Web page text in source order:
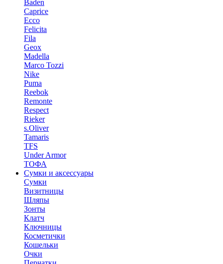
Baden
Caprice
Ecco
Felicita
Fila
Geox
Madella
Marco Tozzi
Nike
Puma
Reebok
Remonte
Respect
Rieker
s.Oliver
Tamaris
TFS
Under Armor
ТОФА
Сумки и аксессуары
Сумки
Визитницы
Шляпы
Зонты
Клатч
Ключницы
Косметички
Кошельки
Очки